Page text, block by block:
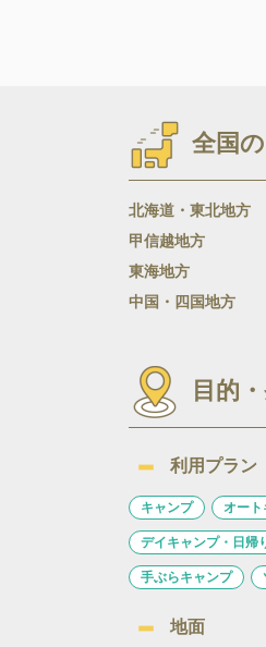
全国
北海道・東北地方
甲信越地方
東海地方
中国・四国地方
目的
利用プラン
キャンプ オート
デイキャンプ・日帰
手ぶらキャンプ
地面